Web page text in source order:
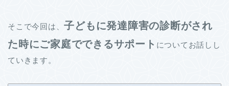
そこで今回は、子どもに発達障害の診断がされ
た時にご家庭でできるサポート についてお話しし
ていきます。